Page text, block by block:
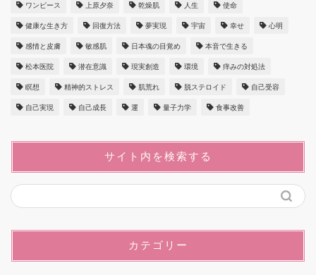
ワンピース 上原夕奈 乾燥肌 人生 使命
健康な生き方 回復方法 夢実現 宇宙 幸せ 心明
感情と皮膚 敏感肌 日本魂の目覚め 本音で生きる
松本医院 潜在意識 現実創造 環境 痒みの対処法
瞑想 精神的ストレス 肌荒れ 脱ステロイド 自己受容
自己実現 自己成長 運 量子力学 食事改善
サイト内を検索する
カテゴリー